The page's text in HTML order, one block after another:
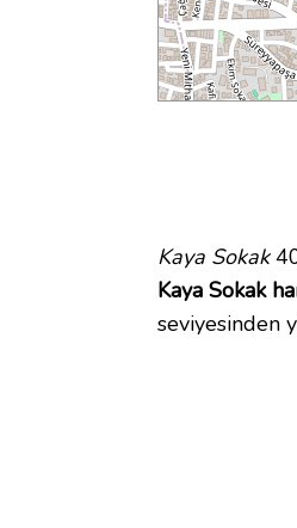
Kaya Sokak
Kaya Sokak
seviyesinden